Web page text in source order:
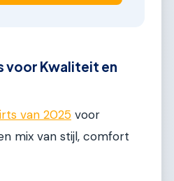
voor Kwaliteit en
van 2025 voor
mix van stijl, comfort